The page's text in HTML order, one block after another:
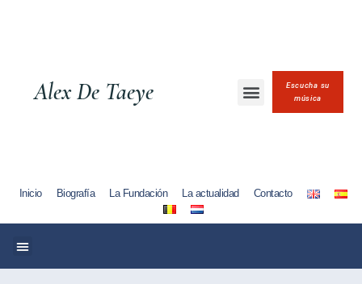
Alex De Taeye
Escucha su
música
Inicio Biografía La Fundación La actualidad Contacto